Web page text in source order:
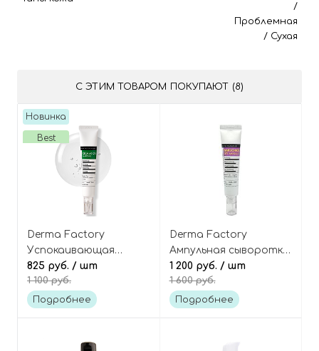
/
Проблемная
/ Сухая
С ЭТИМ ТОВАРОМ ПОКУПАЮТ (8)
Новинка
Best
Derma Factory
Успокаивающая
ампульная сыворотка
с 60.2% центеллы
азиатской, Cica 60.2%
825 руб. / шт
1 100 руб.
Подробнее
Derma Factory
Ампульная сыворотка
для лица с 5%
бакучиолом, Bakuchiol
5% Ampoule
1 200 руб. / шт
1 600 руб.
Подробнее